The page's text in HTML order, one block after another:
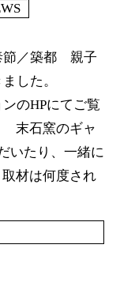
節／築都 親子
きました。
のHPにてご覧
石窯のギャ
いたり、一緒に
は何度され